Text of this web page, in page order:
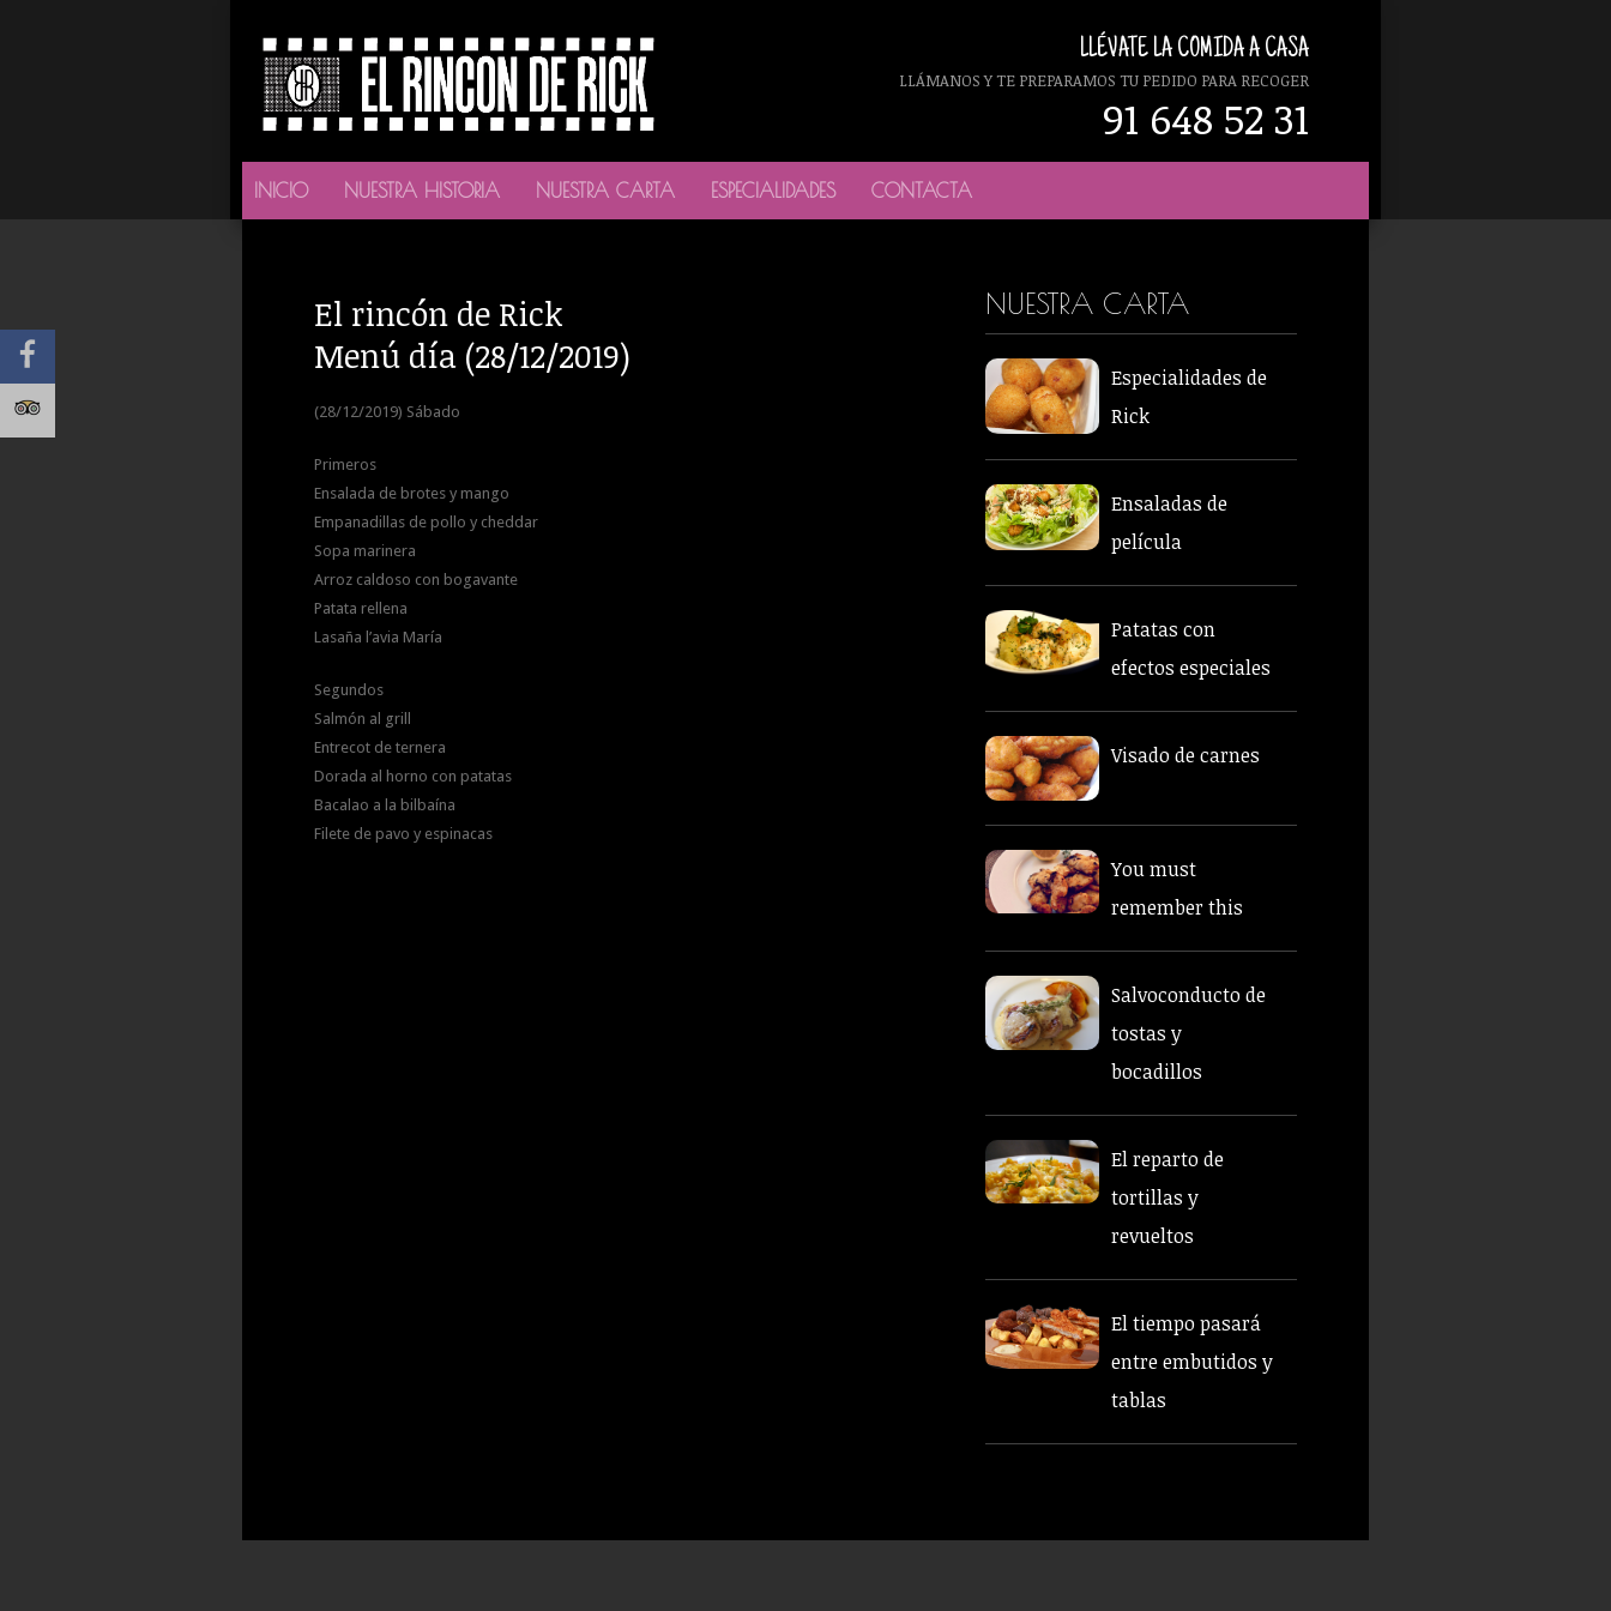
LLÉVATE LA COMIDA A CASA
LLÁMANOS Y TE PREPARAMOS TU PEDIDO PARA RECOGER
91 648 52 31
INICIO NUESTRA HISTORIA NUESTRA CARTA ESPECIALIDADES CONTACTA
El rincón de Rick
Menú día (28/12/2019)
(28/12/2019) Sábado
Primeros
Ensalada de brotes y mango
Empanadillas de pollo y cheddar
Sopa marinera
Arroz caldoso con bogavante
Patata rellena
Lasaña l’avia María
Segundos
Salmón al grill
Entrecot de ternera
Dorada al horno con patatas
Bacalao a la bilbaína
Filete de pavo y espinacas
NUESTRA CARTA
Especialidades de
Rick
Ensaladas de
película
Patatas con
efectos especiales
Visado de carnes
You must
remember this
Salvoconducto de
tostas y
bocadillos
El reparto de
tortillas y
revueltos
El tiempo pasará
entre embutidos y
tablas